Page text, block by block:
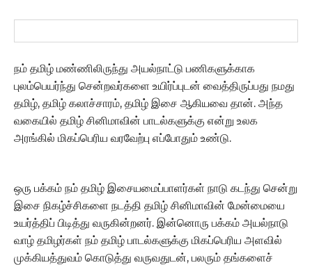
நம் தமிழ் மண்ணிலிருந்து அயல்நாட்டு பணிகளுக்காக
புலம்பெயர்ந்து சென்றவர்களை உயிர்ப்புடன் வைத்திருப்பது நமது
தமிழ், தமிழ் கலாச்சாரம், தமிழ் இசை ஆகியவை தான். அந்த
வகையில் தமிழ் சினிமாவின் பாடல்களுக்கு என்று உலக
அரங்கில் மிகப்பெரிய வரவேற்பு எப்போதும் உண்டு.
ஒரு பக்கம் நம் தமிழ் இசையமைப்பாளர்கள் நாடு கடந்து சென்று
இசை நிகழ்ச்சிகளை நடத்தி தமிழ் சினிமாவின் மேன்மையை
உயர்த்திப் பிடித்து வருகின்றனர். இன்னொரு பக்கம் அயல்நாடு
வாழ் தமிழர்கள் நம் தமிழ் பாடல்களுக்கு மிகப்பெரிய அளவில்
முக்கியத்துவம் கொடுத்து வருவதுடன், பலரும் தங்களைச்